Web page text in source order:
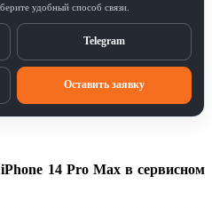
удобный способ связи.
Telegram
Оставить заявку
14 Pro Max в сервисном